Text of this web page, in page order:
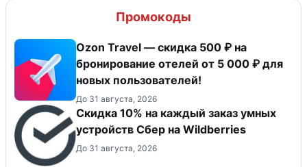
Промокоды
Ozon Travel — скидка 500 ₽ на
бронирование отелей от 5 000 ₽ для
новых пользователей!
До 31 августа, 2026
Скидка 10% на каждый заказ умных
устройств Сбер на Wildberries
До 31 августа, 2026